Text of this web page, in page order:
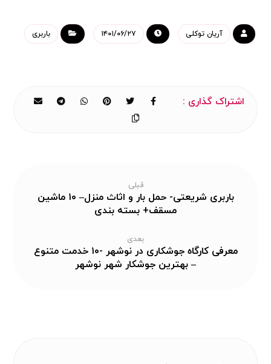
آریان توکلی ۱۴۰۱/۰۶/۲۷ باربری
قبلی
باربری شریعتی- حمل بار و اثاث منزل– ۱۰ ماشین
مسقف+ بسته بندی
بعدی
معرفی کارگاه جوشکاری در نوشهر -۱۰ خدمت متنوع
– بهترین جوشکار شهر نوشهر